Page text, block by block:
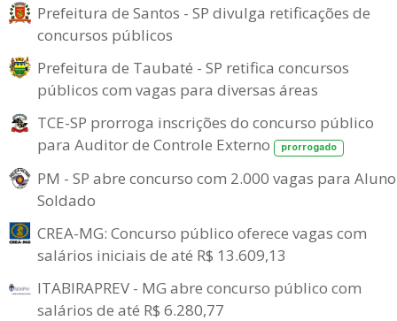
Prefeitura de Santos - SP divulga retificações de
concursos públicos
Prefeitura de Taubaté - SP retifica concursos
públicos com vagas para diversas áreas
TCE-SP prorroga inscrições do concurso público
para Auditor de Controle Externo
prorrogado
PM - SP abre concurso com 2.000 vagas para
Soldado
CREA-MG: Concurso público oferece vagas com
salários iniciais de até R$ 13.609,13
ITABIRAPREV - MG abre concurso público com
salários de até R$ 6.280,77